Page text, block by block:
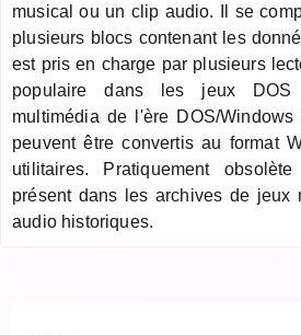
musical ou un clip audio. Il se
plusieurs blocs contenant les
est pris en charge par plusieurs
populaire dans les jeux
multimédia de l'ère DOS/
peuvent être convertis au format
utilitaires. Pratiquement
présent dans les archives de jeux
audio historiques.